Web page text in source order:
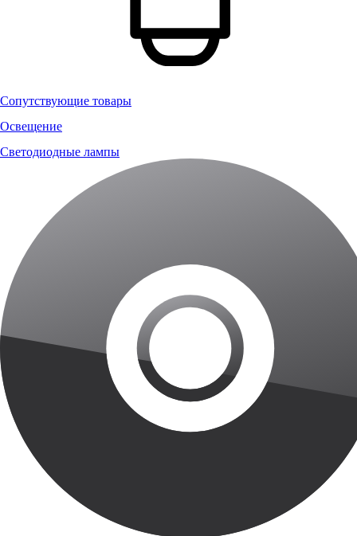
Сопутствующие товары
Освещение
Светодиодные лампы